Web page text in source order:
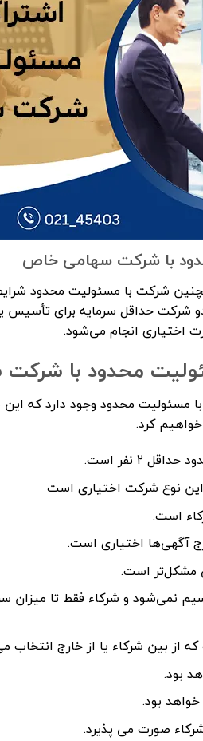
با شرکت سهامی خاص
شرکت با مسئولیت محدود
شرکت حداقل سرمایه برای تأسیس
اختیاری انجام می‌شود.
محدود با
مسئولیت محدود وجود دارد که
کرد.
۲ نفر است.
این نوع شرکت اختیاری است
است.
آگهی‌ها اختیاری است.
مشکل‌تر است.
نمی‌شود و شرکاء فقط تا میزان
از بین شرکاء یا از خارج انتخاب
بود.
بود.
صورت می پذیرد.